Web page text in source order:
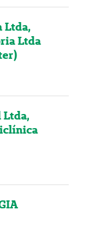
Ltda,
Ltda
Ltda,